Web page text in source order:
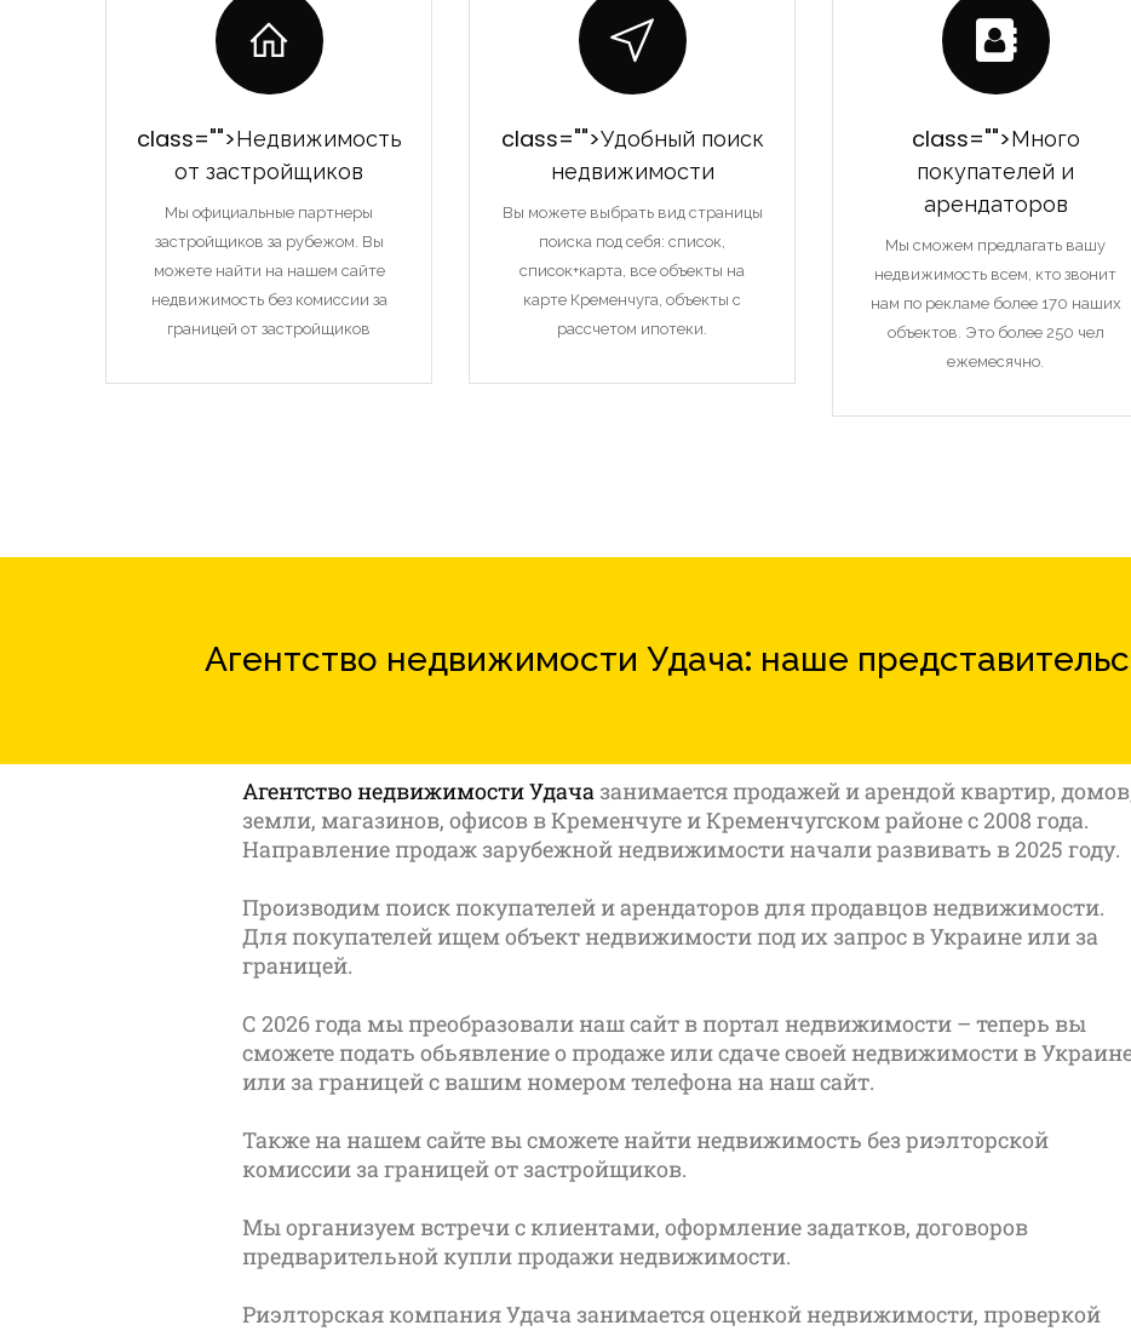
class="">Недвижимость
от застройщиков
Мы официальные партнеры
застройщиков за рубежом. Вы
можете найти на нашем сайте
недвижимость без комиссии за
границей от застройщиков
class="">Удобный поиск
недвижимости
Вы можете выбрать вид страницы
поиска под себя: список,
список+карта, все объекты на
карте Кременчуга, объекты с
рассчетом ипотеки.
class="">Много
покупателей и
арендаторов
Мы сможем предлагать вашу
недвижимость всем, кто звонит
нам по рекламе более 170 наших
объектов. Это более 250 чел
ежемесячно.
Агентство недвижимости Удача: наше
Агентство недвижимости Удачазанимается продажей и арендой квартир,
земли, магазинов, офисов в Кременчуге и Кременчугском районе с 2008 года.
Направление продаж зарубежной недвижимости начали развивать в 2025 году.
Производим поиск покупателей и арендаторов для продавцов недвижимости.
Для покупателей ищем объект недвижимости под их запрос в Украине или за
границей.
С 2026 года мы преобразовали наш сайт в портал недвижимости – теперь вы
сможете подать обьявление о продаже или сдаче своей недвижимости в
или за границей с вашим номером телефона на наш сайт.
Также на нашем сайте вы сможете найти недвижимость без риэлторской
комиссии за границей от застройщиков.
Мы организуем встречи с клиентами, оформление задатков, договоров
предварительной купли продажи недвижимости.
Риэлторская компания Удача занимается оценкой недвижимости, проверкой